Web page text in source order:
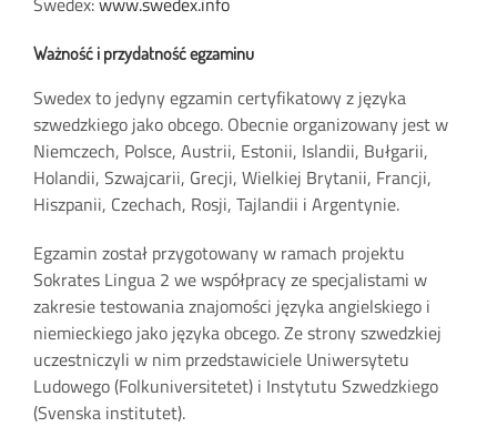
Ważność i przydatność egzaminu
Swedex to jedyny egzamin certyfikatowy z języka
szwedzkiego jako obcego. Obecnie organizowany jest w
Niemczech, Polsce, Austrii, Estonii, Islandii, Bułgarii,
Holandii, Szwajcarii, Grecji, Wielkiej Brytanii, Francji,
Hiszpanii, Czechach, Rosji, Tajlandii i Argentynie.
Egzamin został przygotowany w ramach projektu
Sokrates Lingua 2 we współpracy ze specjalistami w
zakresie testowania znajomości języka angielskiego i
niemieckiego jako języka obcego. Ze strony szwedzkiej
uczestniczyli w nim przedstawiciele Uniwersytetu
Ludowego (Folkuniversitetet) i Instytutu Szwedzkiego
(Svenska institutet).